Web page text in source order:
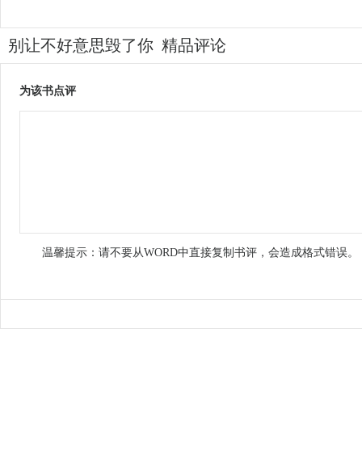
别让不好意思毁了你 精品评论
为该书点评
温馨提示：请不要从WORD中直接复制书评，会造成格式错误。